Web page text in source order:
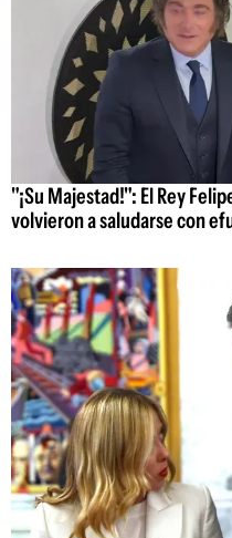
"¡Su Majestad!": El Rey
volvieron a saludarse con